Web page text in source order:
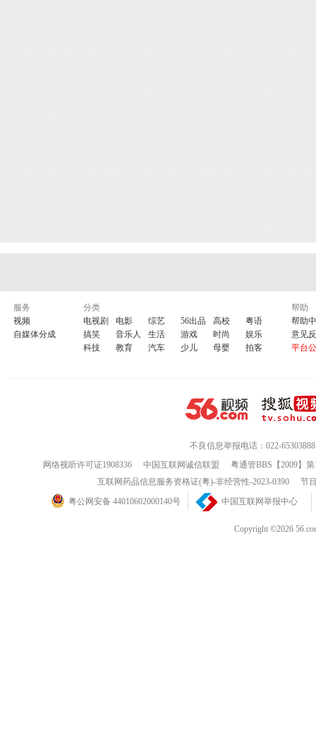
服务
视频
自媒体分成
分类
电视剧
电影 综艺 56出品 高校
粤语
搞笑
音乐人 生活 游戏 时尚
娱乐
科技
教育 汽车 少儿 母婴 拍客
帮助
帮助
意见
平台
不良信息举报电话：022-65303888
网络视听许可证1908336
中国互联网诚信联盟
粤通管BBS【2009】
互联网药品信息服务资格证(粤)-非经营性-2023-0390
节
粤公网安备 44010602000140号
中国互联网举报中心
Copyright ©2026